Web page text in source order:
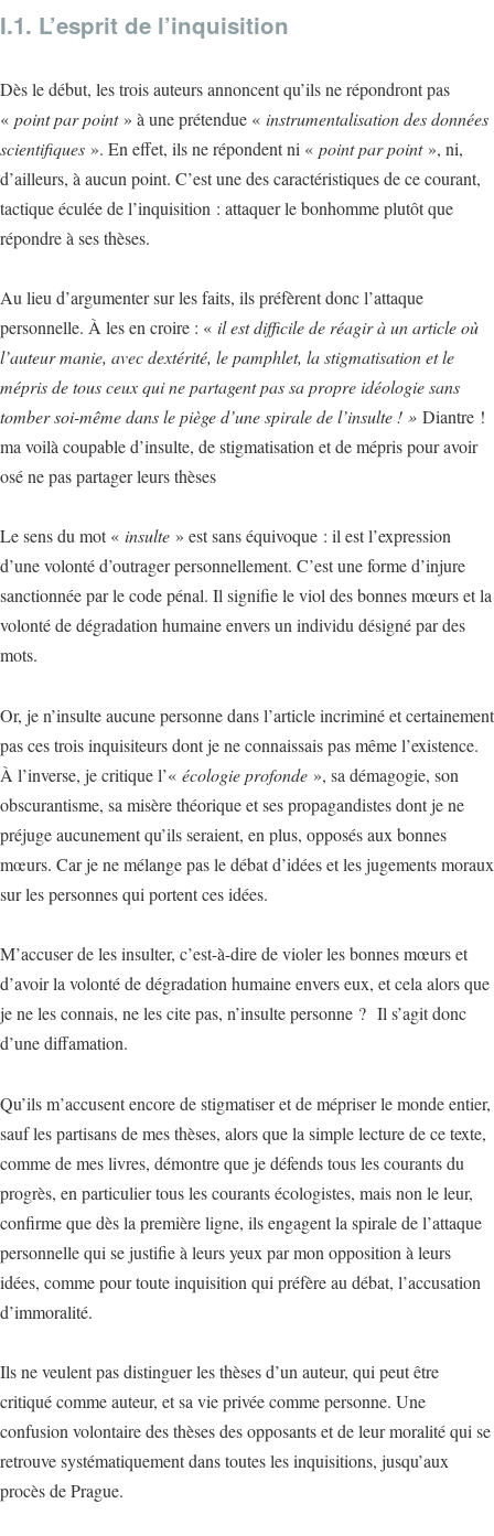
I.1. L’esprit de l’inquisition
Dès le début, les trois auteurs annoncent qu’ils ne répondront pas
« point par point» à une prétendue « instrumentalisation des données
scientifiques ». En effet, ils ne répondent ni « point par point », ni,
d’ailleurs, à aucun point. C’est une des caractéristiques de ce courant,
tactique éculée de l’inquisition : attaquer le bonhomme plutôt que
répondre à ses thèses.
Au lieu d’argumenter sur les faits, ils préfèrent donc l’attaque
personnelle. À les en croire : « il est difficile de réagir à un article où
l’auteur manie, avec dextérité, le pamphlet, la stigmatisation et le
mépris de tous ceux qui ne partagent pas sa propre idéologie sans
tomber soi-même dans le piège d’une spirale de l’insulte ! » Diantre !
ma voilà coupable d’insulte, de stigmatisation et de mépris pour avoir
osé ne pas partager leurs thèses
Le sens du mot « insulte » est sans équivoque : il est l’expression
d’une volonté d’outrager personnellement. C’est une forme d’injure
sanctionnée par le code pénal. Il signifie le viol des bonnes mœurs et la
volonté de dégradation humaine envers un individu désigné par des
mots.
Or, je n’insulte aucune personne dans l’article incriminé et certainement
pas ces trois inquisiteurs dont je ne connaissais pas même l’existence.
À l’inverse, je critique l’« écologie profonde », sa démagogie, son
obscurantisme, sa misère théorique et ses propagandistes dont je ne
préjuge aucunement qu’ils seraient, en plus, opposés aux bonnes
mœurs. Car je ne mélange pas le débat d’idées et les jugements moraux
sur les personnes qui portent ces idées.
M’accuser de les insulter, c’est-à-dire de violer les bonnes mœurs et
d’avoir la volonté de dégradation humaine envers eux, et cela alors que
je ne les connais, ne les cite pas, n’insulte personne ? Il s’agit donc
d’une diffamation.
Qu’ils m’accusent encore de stigmatiser et de mépriser le monde entier,
sauf les partisans de mes thèses, alors que la simple lecture de ce texte,
comme de mes livres, démontre que je défends tous les courants du
progrès, en particulier tous les courants écologistes, mais non le leur,
confirme que dès la première ligne, ils engagent la spirale de l’attaque
personnelle qui se justifie à leurs yeux par mon opposition à leurs
idées, comme pour toute inquisition qui préfère au débat, l’accusation
d’immoralité.
Ils ne veulent pas distinguer les thèses d’un auteur, qui peut être
critiqué comme auteur, et sa vie privée comme personne. Une
confusion volontaire des thèses des opposants et de leur moralité qui se
retrouve systématiquement dans toutes les inquisitions, jusqu’aux
procès de Prague.